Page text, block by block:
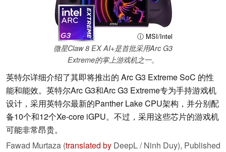
ⓘ MSI/Intel
微星Claw 8 EX AI+是首批采用Arc G3
Extreme的掌上游戏机之一。
英特尔详细介绍了其即将推出的 Arc G3 Extreme SoC 的性
能和能效。英特尔Arc G3和Arc G3 Extreme专为手持游戏机
设计，采用英特尔最新的Panther Lake CPU架构，并分别配
备10个和12个Xe-core iGPU。不过，采用这些芯片的游戏机
可能非常昂贵。
Fawad Murtaza (translated by DeepL / Ninh Duy), Published